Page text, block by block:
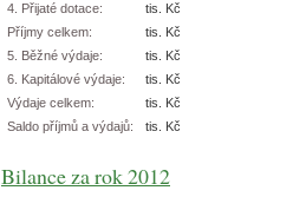
4. Přijaté dotace:
tis. Kč
Příjmy celkem:
tis. Kč
5. Běžné výdaje:
tis. Kč
6. Kapitálové výdaje:
tis. Kč
Výdaje celkem:
tis. Kč
Saldo příjmů a výdajů:
tis. Kč
Bilance za rok 2012